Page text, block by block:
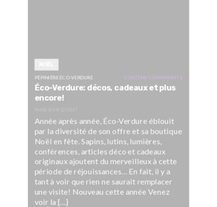
PÉPINIÈRE ÉCO-VERDURE CONTENU COMMANDITÉ
Éco-Verdure: décos, cadeaux et plus
encore!
Année après année, Éco-Verdure éblouit
par la diversité de son offre et sa boutique
Noël en fête. Sapins, lutins, lumières,
conférences, articles déco et cadeaux
originaux ajoutent du merveilleux à cette
période de réjouissances… En fait, il y a
tant à voir que rien ne saurait remplacer
une visite! Nouveau cette année Venez
voir la […]